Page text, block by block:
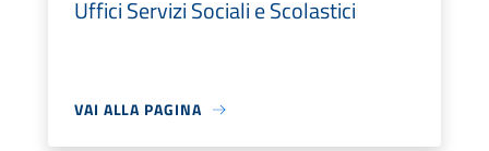
Uffici Servizi Sociali e Scolastici
VAI ALLA PAGINA